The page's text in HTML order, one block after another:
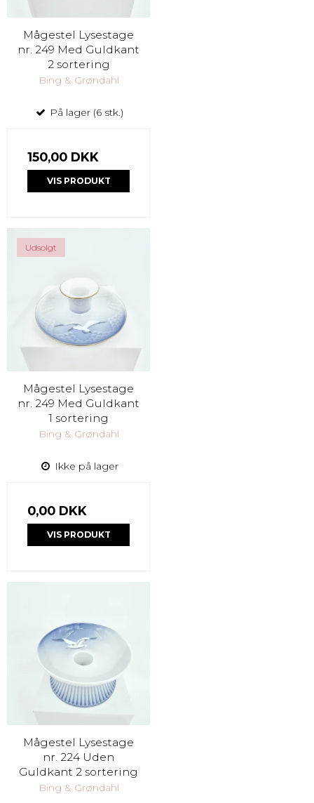
Mågestel Lysestage
nr. 249 Med Guldkant
2 sortering
Bing & Grøndahl
På lager (6 stk.)
150,00 DKK
VIS PRODUKT
Udsolgt
Mågestel Lysestage
nr. 249 Med Guldkant
1 sortering
Bing & Grøndahl
Ikke på lager
0,00 DKK
VIS PRODUKT
Mågestel Lysestage
nr. 224 Uden
Guldkant 2 sortering
Bing & Grøndahl